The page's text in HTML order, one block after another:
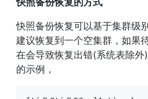
快照备份恢复可以基于集群级
建议恢复到一个空集群，如果
在会导致恢复出错(系统表除
的示例，